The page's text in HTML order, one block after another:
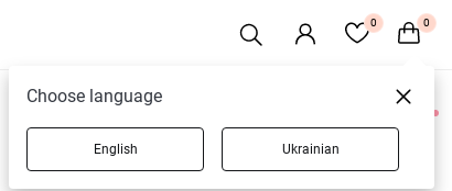
0 0
0 товаров
Choose language
English Ukrainian